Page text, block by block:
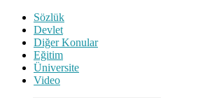
Sözlük
Devlet
Diğer Konular
Eğitim
Üniversite
Video